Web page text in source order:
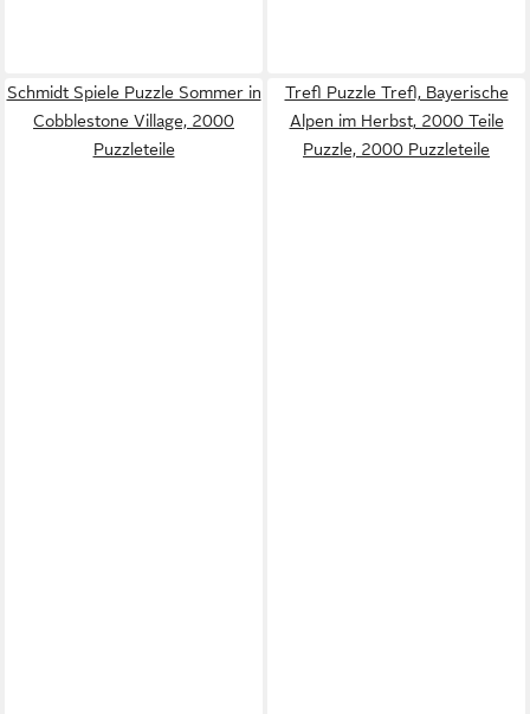
Schmidt Spiele Puzzle Sommer in
Cobblestone Village, 2000
Puzzleteile
Trefl Puzzle Trefl, Bayerische
Alpen im Herbst, 2000 Teile
Puzzle, 2000 Puzzleteile